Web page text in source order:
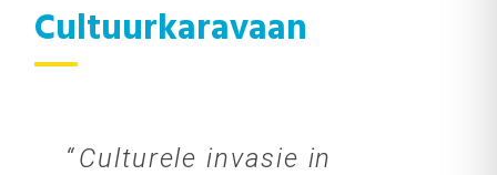
Cultuurkaravaan
Culturele invasie in